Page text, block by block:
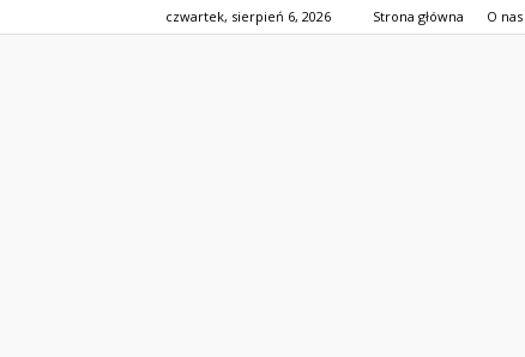
czwartek, sierpień 6, 2026 Strona główna O nas